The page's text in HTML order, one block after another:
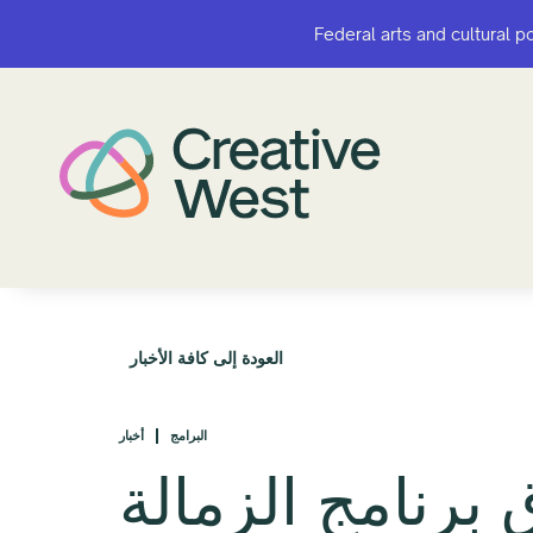
Federal arts and cultural
Federal arts and cultural
العودة إلى كافة الأخبار
أخبار البرامج
برنامج الزمالة